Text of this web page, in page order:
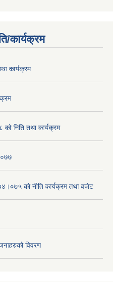
कार्यक्रम
कार्यक्रम
निति तथा कार्यक्रम
काे नीति कार्यक्रम तथा वजेट
विवरण